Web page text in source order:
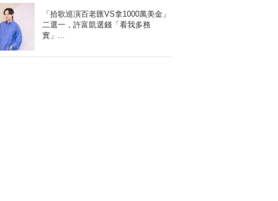
「拾歌巡演百老匯VS拿1000萬美金」
二選一，許富凱選錢「看我多務
實」...